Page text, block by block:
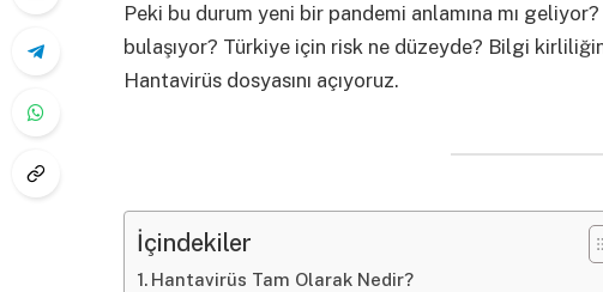
Peki bu durum yeni bir pandemi anlamına mı
bulaşıyor? Türkiye için risk ne düzeyde? Bilgi
Hantavirüs dosyasını açıyoruz.
İçindekiler
Hantavirüs Tam Olarak Nedir?